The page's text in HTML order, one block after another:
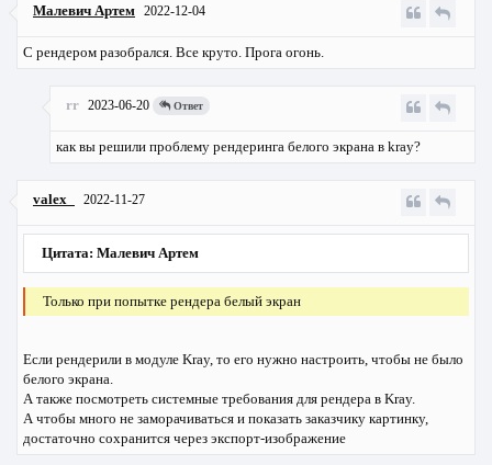
Малевич Артем 2022-12-04
С рендером разобрался. Все круто. Прога огонь.
rr 2023-06-20 Ответ
как вы решили проблему рендеринга белого экрана в kray?
valex_ 2022-11-27
Цитата: Малевич Артем
Только при попытке рендера белый экран
Если рендерили в модуле Kray, то его нужно настроить, чтобы не было
белого экрана.
А также посмотреть системные требования для рендера в Kray.
А чтобы много не заморачиваться и показать заказчику картинку,
достаточно сохранится через экспорт-изображение